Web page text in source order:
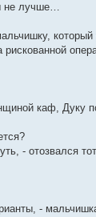
не лучше…
рискованной
каф, Дуку
- отозвался
-